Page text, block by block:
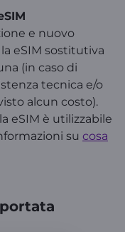
e nuovo
la eSIM sostitutiva
(in caso di
tecnica e/o
alcun costo).
eSIM è utilizzabile
su cosa